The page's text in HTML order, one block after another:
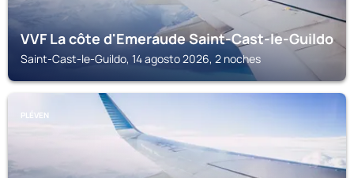
VVF La côte d'Emeraude Saint-Cast-le-Guildo
Saint-Cast-le-Guildo, 14 agosto 2026, 2 noches
PLÉVEN